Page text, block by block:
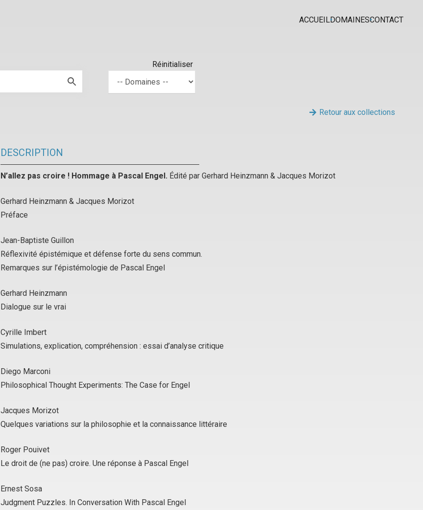
ACCUEILDOMAINESCONTACT
Réinitialiser
Retour aux collections
DESCRIPTION
N’allez pas croire ! Hommage à Pascal Engel. Édité par Gerhard Heinzmann & Jacques Morizot
Gerhard Heinzmann & Jacques Morizot
Préface
Jean-Baptiste Guillon
Réflexivité épistémique et défense forte du sens commun.
Remarques sur l’épistémologie de Pascal Engel
Gerhard Heinzmann
Dialogue sur le vrai
Cyrille Imbert
Simulations, explication, compréhension : essai d’analyse critique
Diego Marconi
Philosophical Thought Experiments: The Case for Engel
Jacques Morizot
Quelques variations sur la philosophie et la connaissance littéraire
Roger Pouivet
Le droit de (ne pas) croire. Une réponse à Pascal Engel
Ernest Sosa
Judgment Puzzles. In Conversation With Pascal Engel